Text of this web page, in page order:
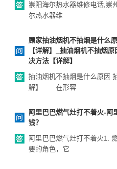
崇阳海尔热水器维修电话,崇
尔热水器维
顾家抽油烟机不抽烟是什么
【详解】_抽油烟机不抽烟
决方法【详解】
抽油烟机不抽烟是什么原因
解】 在形容
阿里巴巴燃气灶打不着火-阿
钱？
阿里巴巴燃气灶打不着火1.
要的角色，它